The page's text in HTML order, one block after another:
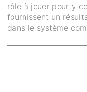
rôle à jouer pour y
fournissent un
dans le système